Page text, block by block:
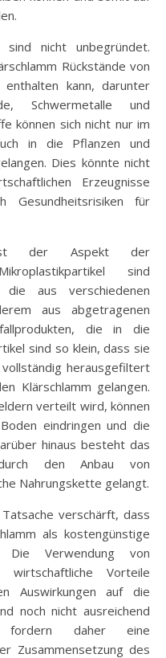
nicht unbegründet.
Rückstände von
enthalten kann, darunter
Schwermetalle und
können sich nicht nur im
in die Pflanzen und
Dies könnte nicht
Erzeugnisse
Gesundheitsrisiken für
ist der Aspekt der
sind
die aus verschiedenen
aus abgetragenen
die in die
sind so klein, dass sie
herausgefiltert
Klärschlamm gelangen.
verteilt wird, können
eindringen und die
hinaus besteht das
den Anbau von
Nahrungskette gelangt.
verschärft, dass
als kostengünstige
Die Verwendung von
wirtschaftliche Vorteile
Auswirkungen auf die
noch nicht ausreichend
fordern daher eine
Zusammensetzung des